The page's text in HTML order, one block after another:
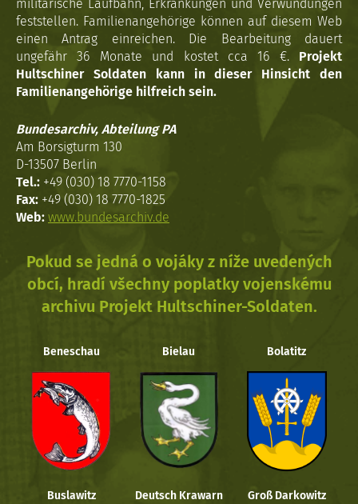
militärische Laufbahn, Erkrankungen und Verwundungen
feststellen. Familienangehörige können auf diesem Web
einen Antrag einreichen. Die Bearbeitung dauert
ungefähr 36 Monate und kostet cca 16 €. Projekt
Hultschiner Soldaten kann in dieser Hinsicht den
Familienangehörige hilfreich sein.
Bundesarchiv, Abteilung PA
Am Borsigturm 130
D-13507 Berlin
Tel.: +49 (030) 18 7770-1158
Fax: +49 (030) 18 7770-1825
Web: www.bundesarchiv.de
Pokud se jedná o vojáky z níže uvedených
obcí, hradí všechny poplatky vojenskému
archivu Projekt Hultschiner-Soldaten.
Beneschau Bielau Bolatitz
Buslawitz Deutsch Krawarn Groß Darkowitz